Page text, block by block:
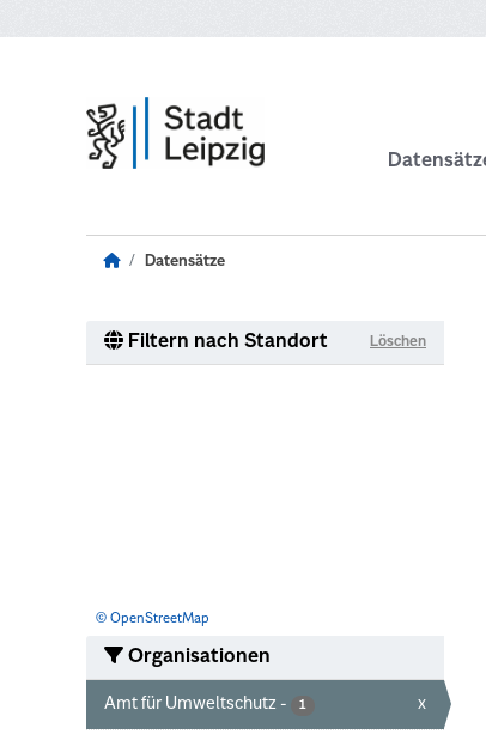
Datensätze
Filtern nach Standort Löschen
© OpenStreetMap
Organisationen
Amt für Umweltschutz - 1 x